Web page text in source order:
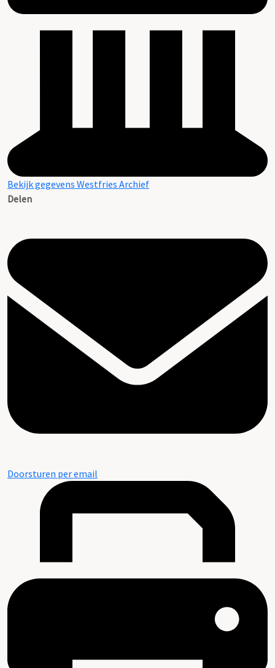
Bekijk gegevens Westfries Archief
Delen
Doorsturen per email